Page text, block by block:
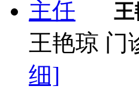
王
王艳琼 门
细]